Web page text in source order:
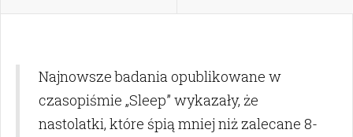
Najnowsze badania opublikowane w
czasopiśmie „Sleep” wykazały, że
nastolatki, które śpią mniej niż zalecane 8-